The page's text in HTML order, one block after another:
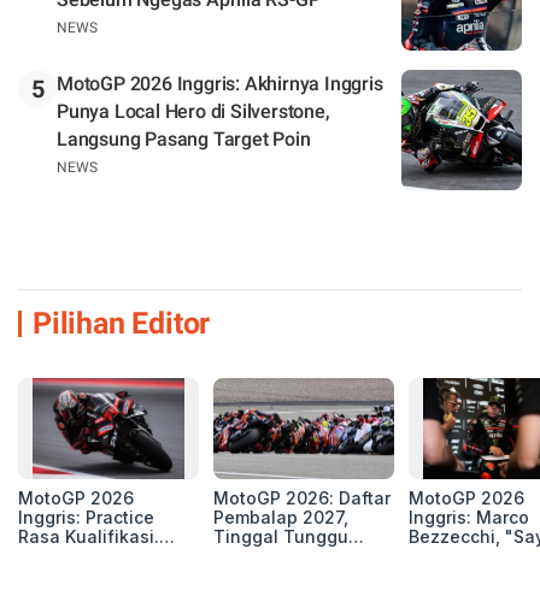
NEWS
5
MotoGP 2026 Inggris: Akhirnya Inggris
Punya Local Hero di Silverstone,
Langsung Pasang Target Poin
NEWS
Pilihan Editor
MotoGP 2026
Inggris: Practice
Rasa Kualifikasi.
MotoGP 2026: Daftar
Pembalap 2027,
Tinggal Tunggu
MotoGP 2026
Inggris: Marco
Bezzecchi,